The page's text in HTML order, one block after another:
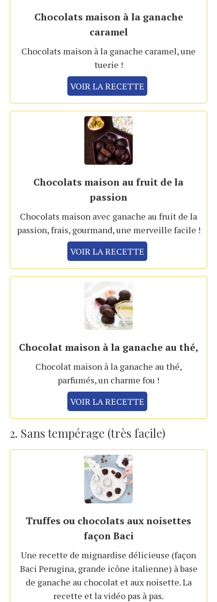
Chocolats maison à la ganache
caramel
Chocolats maison à la ganache caramel, une
tuerie !
VOIR LA RECETTE
Chocolats maison au fruit de la
passion
Chocolats maison avec ganache au fruit de la
passion, frais, gourmand, une merveille facile !
VOIR LA RECETTE
Chocolat maison à la ganache au thé,
Chocolat maison à la ganache au thé,
parfumés, un charme fou !
VOIR LA RECETTE
2. Sans tempérage (très facile)
Truffes ou chocolats aux noisettes
façon Baci
Une recette de mignardise délicieuse (façon
Baci Perugina, grande icône italienne) à base
de ganache au chocolat et aux noisette. La
recette et la vidéo pas à pas.